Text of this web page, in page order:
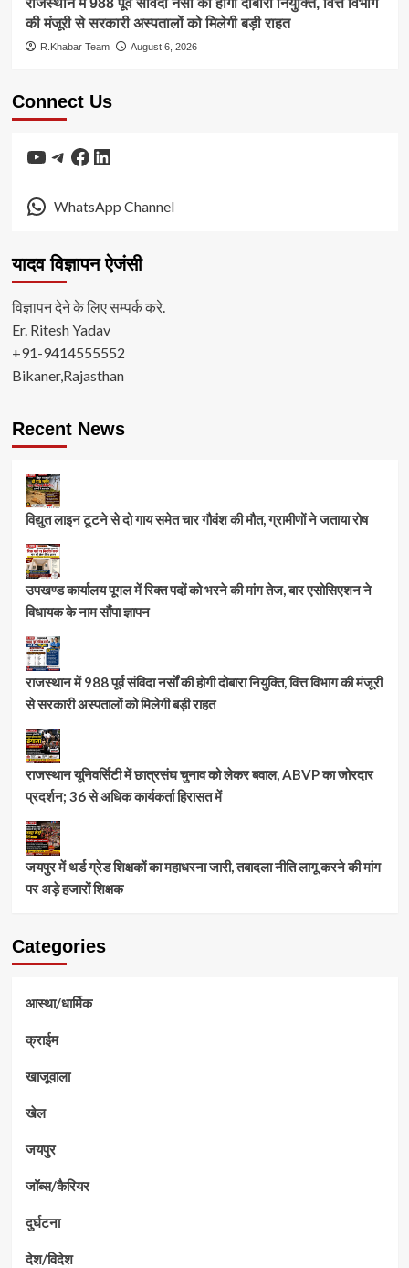
राजस्थान में 988 पूर्व संविदा नर्सों की होगी दोबारा नियुक्ति, वित्त विभाग
की मंजूरी से सरकारी अस्पतालों को मिलेगी बड़ी राहत
R.Khabar Team August 6, 2026
Connect Us
YouTube
Telegram
Facebook
LinkedIn
WhatsApp Channel
यादव विज्ञापन ऐजंसी
विज्ञापन देने के लिए सम्पर्क करे.
Er. Ritesh Yadav
+91-9414555552
Bikaner,Rajasthan
Recent News
विद्युत लाइन टूटने से दो गाय समेत चार गौवंश की मौत, ग्रामीणों ने जताया रोष
उपखण्ड कार्यालय पूगल में रिक्त पदों को भरने की मांग तेज, बार एसोसिएशन ने
विधायक के नाम सौंपा ज्ञापन
राजस्थान में 988 पूर्व संविदा नर्सों की होगी दोबारा नियुक्ति, वित्त विभाग की मंजूरी
से सरकारी अस्पतालों को मिलेगी बड़ी राहत
राजस्थान यूनिवर्सिटी में छात्रसंघ चुनाव को लेकर बवाल, ABVP का जोरदार
प्रदर्शन; 36 से अधिक कार्यकर्ता हिरासत में
जयपुर में थर्ड ग्रेड शिक्षकों का महाधरना जारी, तबादला नीति लागू करने की मांग
पर अड़े हजारों शिक्षक
Categories
आस्था/धार्मिक
क्राईम
खाजूवाला
खेल
जयपुर
जॉब्स/कैरियर
दुर्घटना
देश/विदेश